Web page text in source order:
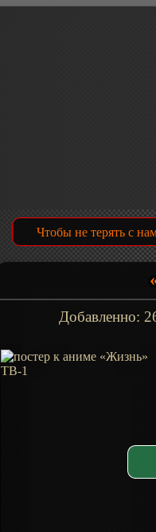
Чтобы не терять с
Добавленно: